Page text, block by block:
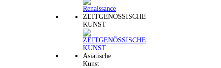
ZEITGENÖSSISCHE
KUNST
Asiatische
Kunst